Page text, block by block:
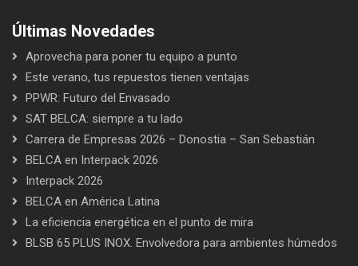
Últimas Novedades
Aprovecha para poner tu equipo a punto
Este verano, tus repuestos tienen ventajas
PPWR: Futuro del Envasado
SAT BELCA: siempre a tu lado
Carrera de Empresas 2026 – Donostia – San Sebastián
BELCA en Interpack 2026
Interpack 2026
BELCA en América Latina
La eficiencia energética en el punto de mira
BLSB 65 PLUS INOX. Envolvedora para ambientes húmedos